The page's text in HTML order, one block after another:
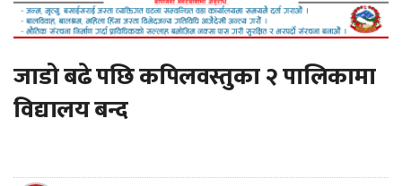
जाडो बढे पछि कपिलवस्तुका २ पालिकामा
विद्यालय बन्द